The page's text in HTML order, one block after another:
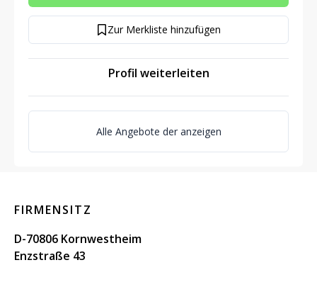
Zur Merkliste hinzufügen
Profil weiterleiten
Alle Angebote der anzeigen
FIRMENSITZ
D-70806 Kornwestheim
Enzstraße 43